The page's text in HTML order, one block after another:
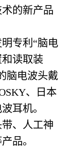
的新产品
专利“脑电
读取装
脑电波头戴
、日本
耳机。
、人工神
品。